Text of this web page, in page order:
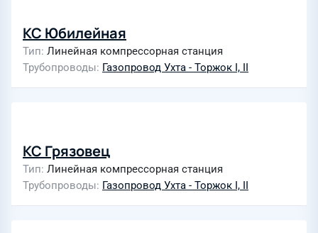
КС Юбилейная
Тип Линейная компрессорная станция
Трубопроводы Газопровод Ухта - Торжок I, II
КС Грязовец
Тип Линейная компрессорная станция
Трубопроводы Газопровод Ухта - Торжок I, II